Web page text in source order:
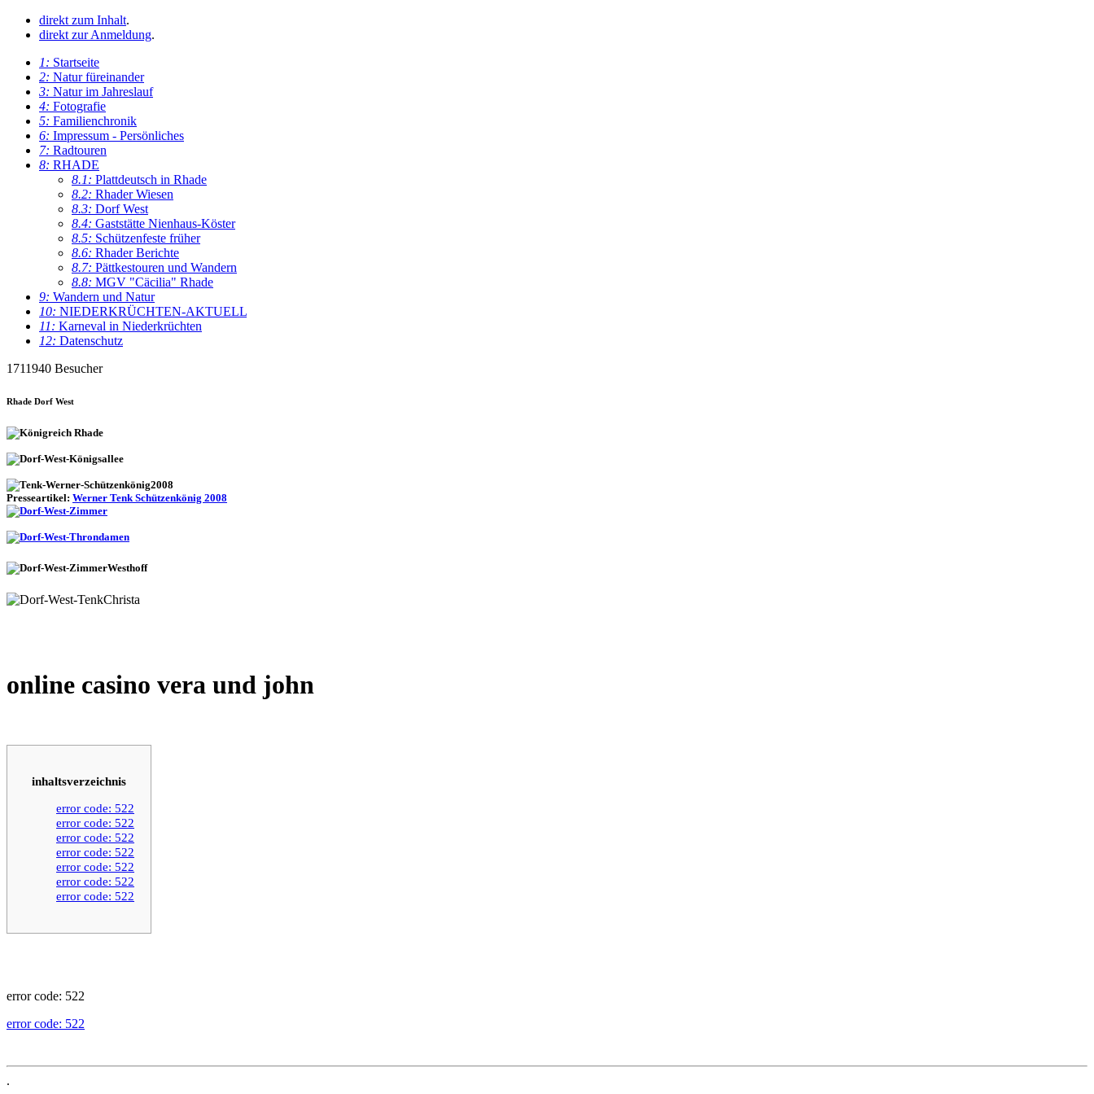
direkt zum Inhalt.
direkt zur Anmeldung.
1: Startseite
2: Natur füreinander
3: Natur im Jahreslauf
4: Fotografie
5: Familienchronik
6: Impressum - Persönliches
7: Radtouren
8: RHADE
8.1: Plattdeutsch in Rhade
8.2: Rhader Wiesen
8.3: Dorf West
8.4: Gaststätte Nienhaus-Köster
8.5: Schützenfeste früher
8.6: Rhader Berichte
8.7: Pättkestouren und Wandern
8.8: MGV "Cäcilia" Rhade
9: Wandern und Natur
10: NIEDERKRÜCHTEN-AKTUELL
11: Karneval in Niederkrüchten
12: Datenschutz
1711940 Besucher
Rhade Dorf West
Presseartikel: Werner Tenk Schützenkönig 2008
online casino vera und john
inhaltsverzeichnis
error code: 522
error code: 522
error code: 522
error code: 522
error code: 522
error code: 522
error code: 522
error code: 522
error code: 522
.